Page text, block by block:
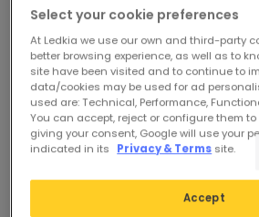
Vorher 148,75 €
138,83 €
LED-Panel 40W Eckig 60x60
Vorher
LED-
Select your cookie preferences
At Ledkia we use our own and third-party
better browsing experience, as well as to
site have been visited and to continue to
data/cookies may be used for ad
used are: Technical, Performance,
You can accept, reject or configure them to
giving your consent, Google will use your
indicated in its
Privacy & Terms site.
Accept